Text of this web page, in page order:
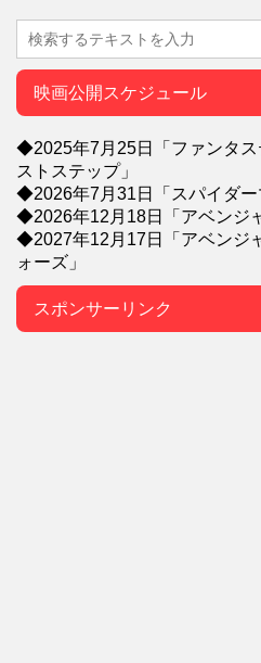
映画公開スケジュール
◆2025年7月25日「ファンタス
ストステップ」
◆2026年7月31日「スパイダー
◆2026年12月18日「アベンジ
◆2027年12月17日「アベンジ
ォーズ」
スポンサーリンク